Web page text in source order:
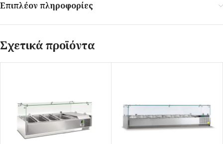
Επιπλέον πληροφορίες
Σχετικά προϊόντα